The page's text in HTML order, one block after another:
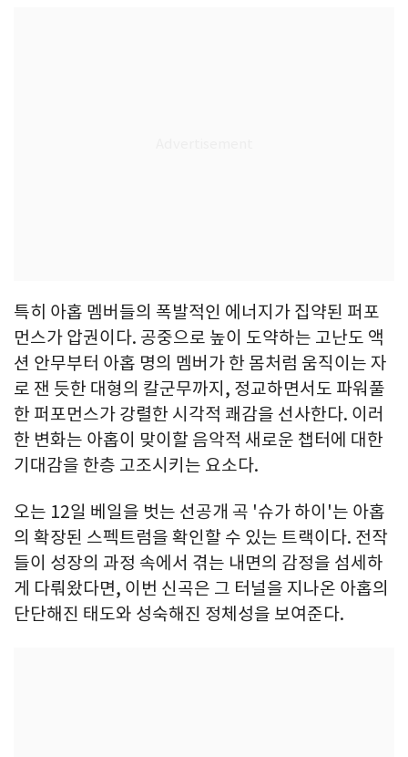
특히 아홉 멤버들의 폭발적인 에너지가 집약된 퍼포
먼스가 압권이다. 공중으로 높이 도약하는 고난도 액
션 안무부터 아홉 명의 멤버가 한 몸처럼 움직이는 자
로 잰 듯한 대형의 칼군무까지, 정교하면서도 파워풀
한 퍼포먼스가 강렬한 시각적 쾌감을 선사한다. 이러
한 변화는 아홉이 맞이할 음악적 새로운 챕터에 대한
기대감을 한층 고조시키는 요소다.
오는 12일 베일을 벗는 선공개 곡 '슈가 하이'는 아홉
의 확장된 스펙트럼을 확인할 수 있는 트랙이다. 전작
들이 성장의 과정 속에서 겪는 내면의 감정을 섬세하
게 다뤄왔다면, 이번 신곡은 그 터널을 지나온 아홉의
단단해진 태도와 성숙해진 정체성을 보여준다.